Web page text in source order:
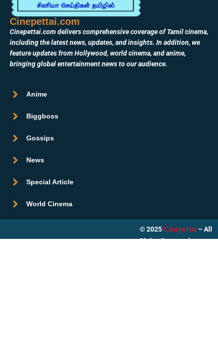
Cinepettai.com
Cinepettai.com delivers comprehensive coverage of Tamil cinema,
including the latest news, updates, and insights. In addition, we
feature updates from Hollywood, world cinema, and anime,
bringing global entertainment news to our audience.
Anime
Biggboss
Gossips
News
Special Article
World Cinema
© 2025 Cinepettai – All
Rights Reserved